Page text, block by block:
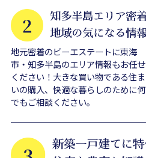
地元密着のビーエステートに東海
市・知多半島のエリア情報もお任せ
ください！大きな買い物である住ま
いの購入、快適な暮らしのために何
でもご相談ください。